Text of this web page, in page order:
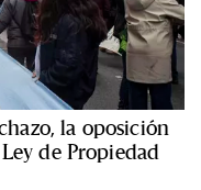
la oposición
de Propiedad